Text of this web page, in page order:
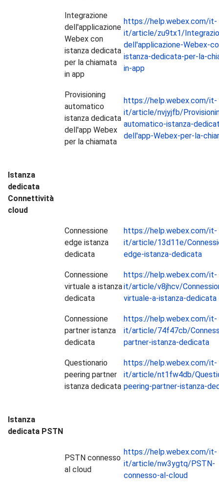
Integrazione
dell'applicazione
Webex con
istanza dedicata
per la chiamata
in app
https://help.webex.com/it-
it/article/zu9tx1/
dell'applicazione-Webex-
istanza-dedicata-per-la-
in-app
Provisioning
automatico
istanza dedicata
dell'app Webex
per la chiamata
https://help.webex.com/it-
it/article/nvjyjfb/
automatico-istanza-
dell'app-Webex-per-la-
Istanza
dedicata
Connettività
cloud
Connessione
edge istanza
dedicata
https://help.webex.com/it-
it/article/13d11e/
edge-istanza-dedicata
Connessione
virtuale a istanza
dedicata
https://help.webex.com/it-
it/article/v8jhcv/
virtuale-a-istanza-dedicata
Connessione
partner istanza
dedicata
https://help.webex.com/it-
it/article/74f47cb/
partner-istanza-dedicata
Questionario
peering partner
istanza dedicata
https://help.webex.com/it-
it/article/nt1fw4db/
peering-partner-istanza-
Istanza
dedicata PSTN
PSTN connesso
al cloud
https://help.webex.com/it-
it/article/nw3ygtq/PSTN-
connesso-al-cloud